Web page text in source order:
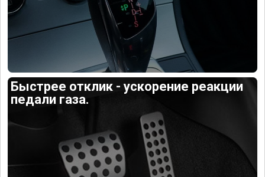
Быстрее отклик - ускорение реакции
педали газа.